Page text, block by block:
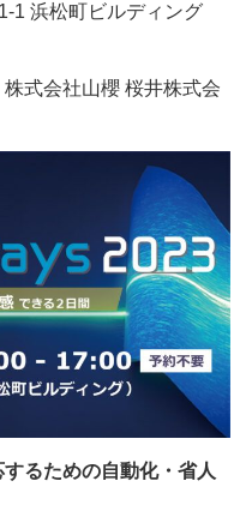
1 浜松町ビルディング
式会社山櫻 桜井株式会
るための自動化・省人